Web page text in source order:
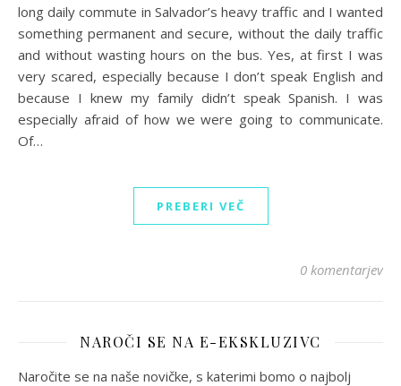
long daily commute in Salvador’s heavy traffic and I wanted
something permanent and secure, without the daily traffic
and without wasting hours on the bus. Yes, at first I was
very scared, especially because I don’t speak English and
because I knew my family didn’t speak Spanish. I was
especially afraid of how we were going to communicate.
Of…
PREBERI VEČ
0 komentarjev
NAROČI SE NA E-EKSKLUZIVC
Naročite se na naše novičke, s katerimi bomo o najbolj